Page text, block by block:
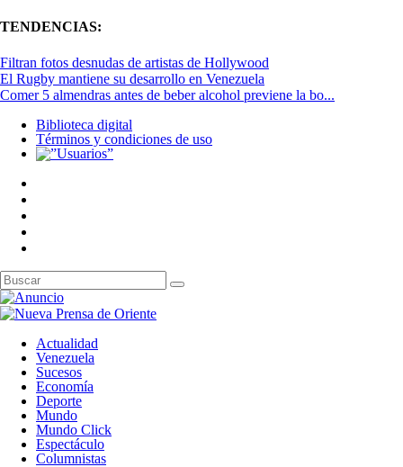
TENDENCIAS:
Filtran fotos desnudas de artistas de Hollywood
El Rugby mantiene su desarrollo en Venezuela
Comer 5 almendras antes de beber alcohol previene la bo...
Biblioteca digital
Términos y condiciones de uso
Actualidad
Venezuela
Sucesos
Economía
Deporte
Mundo
Mundo Click
Espectáculo
Columnistas